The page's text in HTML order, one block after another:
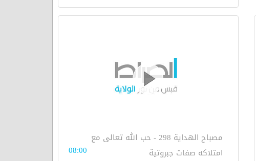
مصباح الهداية 298 - حب الله تعالى مع
امتلاكه صفات جبروتية
08:00